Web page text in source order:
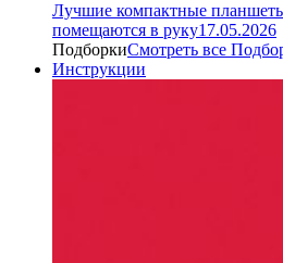
Лучшие компактные
помещаются в руку17.05.2026
ПодборкиСмотреть все
Инструкции